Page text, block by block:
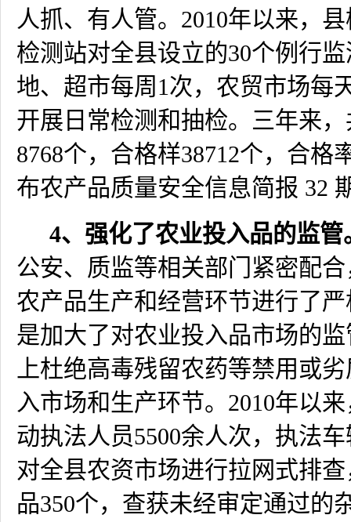
人抓、有人管。 2010年以来，
检测站对全县设立的30个例行
地、超市每周 1次，农贸市场每
开展日常检测和抽检。三年来
8768个，合格样38712个，合格
布农产品质量安全信息简报 32
4、强化了农业投入品的监管
公安、质监等相关部门紧密配
农产品生产和经营环节进行了
是加大了对农业投入品市场的
上杜绝高毒残留农药等禁用或
入市场和生产环节。 2010年以
动执法人员5500余人次，执法车
对全县农资市场进行拉网式排
品350个，查获未经审定通过的